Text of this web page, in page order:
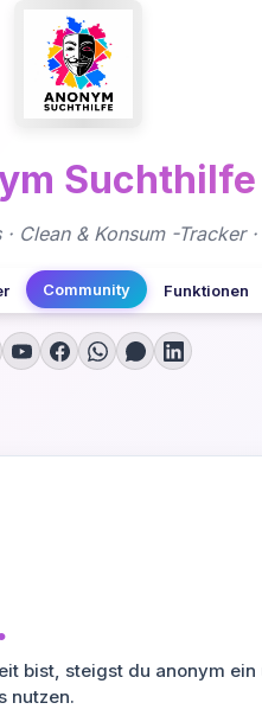
Suchthilfe
Clean & Konsum -Tracker
Community Funktionen
bist, steigst du anonym ein
nutzen.